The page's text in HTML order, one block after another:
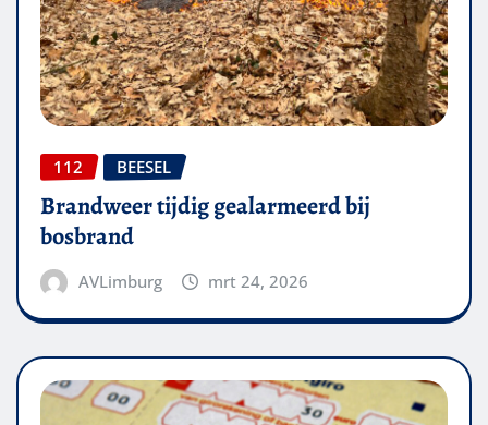
112 BEESEL
Brandweer tijdig gealarmeerd bij
bosbrand
AVLimburg mrt 24, 2026